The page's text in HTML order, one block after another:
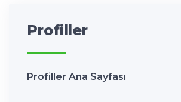
Profiller
Profiller Ana Sayfası